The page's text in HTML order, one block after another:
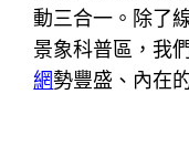
動三合一。除了
景象科普區，我
網勢豐盛、內在